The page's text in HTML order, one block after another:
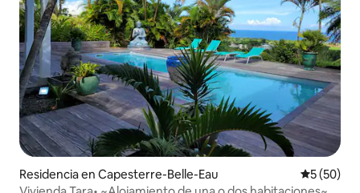
Residencia en Capesterre-Belle-Eau
5 (50)